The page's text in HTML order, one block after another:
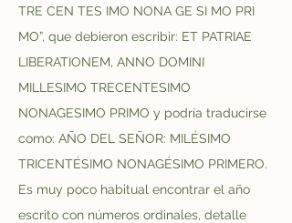
TRE CEN TES IMO NONA GE SI MO PRI
MO”, que debieron escribir: ET PATRIAE
LIBERATIONEM, ANNO DOMINI
MILLESIMO TRECENTESIMO
NONAGESIMO PRIMO y podría traducirse
como: AÑO DEL SEÑOR: MILÉSIMO
TRICENTÉSIMO NONAGÉSIMO PRIMERO.
Es muy poco habitual encontrar el año
escrito con números ordinales, detalle